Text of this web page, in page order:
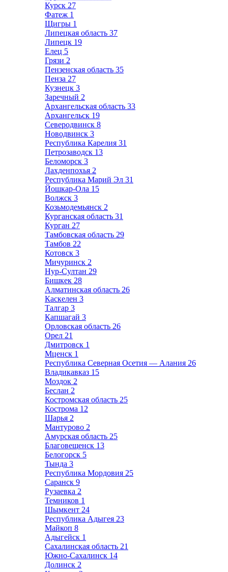
Курск 27
Фатеж 1
Щигры 1
Липецкая область 37
Липецк 19
Елец 5
Грязи 2
Пензенская область 35
Пенза 27
Кузнецк 3
Заречный 2
Архангельская область 33
Архангельск 19
Северодвинск 8
Новодвинск 3
Республика Карелия 31
Петрозаводск 13
Беломорск 3
Лахденпохья 2
Республика Марий Эл 31
Йошкар-Ола 15
Волжск 3
Козьмодемьянск 2
Курганская область 31
Курган 27
Тамбовская область 29
Тамбов 22
Котовск 3
Мичуринск 2
Нур-Султан 29
Бишкек 28
Алматинская область 26
Каскелен 3
Талгар 3
Капшагай 3
Орловская область 26
Орел 21
Дмитровск 1
Мценск 1
Республика Северная Осетия — Алания 26
Владикавказ 15
Моздок 2
Беслан 2
Костромская область 25
Кострома 12
Шарья 2
Мантурово 2
Амурская область 25
Благовещенск 13
Белогорск 5
Тында 3
Республика Мордовия 25
Саранск 9
Рузаевка 2
Темников 1
Шымкент 24
Республика Адыгея 23
Майкоп 8
Адыгейск 1
Сахалинская область 21
Южно-Сахалинск 14
Долинск 2